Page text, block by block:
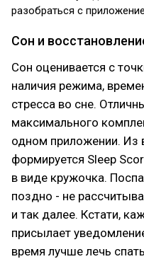
разобраться с
Сон и
Сон оценивается с
наличия режима,
стресса во сне.
максимального
одном приложении. Из
формируется Sleep
в виде кружочка.
поздно - не
и так далее. Кстати,
присылает
время лучше лечь